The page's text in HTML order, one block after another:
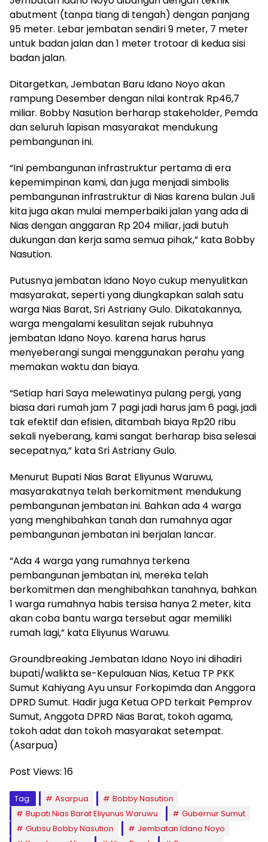
abutment (tanpa tiang di tengah) dengan panjang
95 meter. Lebar jembatan sendiri 9 meter, 7 meter
untuk badan jalan dan 1 meter trotoar di kedua sisi
badan jalan.
Ditargetkan, Jembatan Baru Idano Noyo akan
rampung Desember dengan nilai kontrak Rp46,7
miliar. Bobby Nasution berharap stakeholder, Pemda
dan seluruh lapisan masyarakat mendukung
pembangunan ini.
“Ini pembangunan infrastruktur pertama di era
kepemimpinan kami, dan juga menjadi simbolis
pembangunan infrastruktur di Nias karena bulan Juli
kita juga akan mulai memperbaiki jalan yang ada di
Nias dengan anggaran Rp 204 miliar, jadi butuh
dukungan dan kerja sama semua pihak,” kata Bobby
Nasution.
Putusnya jembatan Idano Noyo cukup menyulitkan
masyarakat, seperti yang diungkapkan salah satu
warga Nias Barat, Sri Astriany Gulo. Dikatakannya,
warga mengalami kesulitan sejak rubuhnya
jembatan Idano Noyo. karena harus harus
menyeberangi sungai menggunakan perahu yang
memakan waktu dan biaya.
“Setiap hari Saya melewatinya pulang pergi, yang
biasa dari rumah jam 7 pagi jadi harus jam 6 pagi, jadi
tak efektif dan efisien, ditambah biaya Rp20 ribu
sekali nyeberang, kami sangat berharap bisa selesai
secepatnya,” kata Sri Astriany Gulo.
Menurut Bupati Nias Barat Eliyunus Waruwu,
masyarakatnya telah berkomitment mendukung
pembangunan jembatan ini. Bahkan ada 4 warga
yang menghibahkan tanah dan rumahnya agar
pembangunan jembatan ini berjalan lancar.
“Ada 4 warga yang rumahnya terkena
pembangunan jembatan ini, mereka telah
berkomitmen dan menghibahkan tanahnya, bahkan
1 warga rumahnya habis tersisa hanya 2 meter, kita
akan coba bantu warga tersebut agar memiliki
rumah lagi,” kata Eliyunus Waruwu.
Groundbreaking Jembatan Idano Noyo ini dihadiri
bupati/walikta se-Kepulauan Nias, Ketua TP PKK
Sumut Kahiyang Ayu unsur Forkopimda dan Anggora
DPRD Sumut. Hadir juga Ketua OPD terkait Pemprov
Sumut, Anggota DPRD Nias Barat, tokoh agama,
tokoh adat dan tokoh masyarakat setempat.
(Asarpua)
Post Views: 16
Tag: Asarpua
Bobby Nasution
Bupati Nias Barat Eliyunus Waruwu
Gubernur Sumut
Gubsu Bobby Nasution
Jembatan Idano Noyo